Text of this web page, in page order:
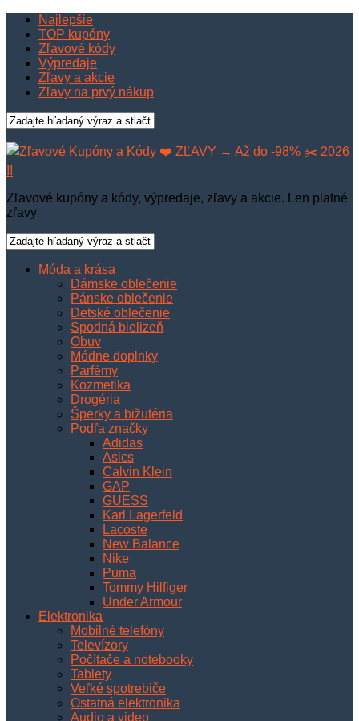
Najlepšie
TOP kupóny
Zľavové kódy
Výpredaje
Zľavy a akcie
Zľavy na prvý nákup
Zľavové kupóny a kódy, výpredaje, zľavy a akcie. Len platné
zľavy
Móda a krása
Dámske oblečenie
Pánske oblečenie
Detské oblečenie
Spodná bielizeň
Obuv
Módne doplnky
Parfémy
Kozmetika
Drogéria
Šperky a bižutéria
Podľa značky
Adidas
Asics
Calvin Klein
GAP
GUESS
Karl Lagerfeld
Lacoste
New Balance
Nike
Puma
Tommy Hilfiger
Under Armour
Elektronika
Mobilné telefóny
Televízory
Počítače a notebooky
Tablety
Veľké spotrebiče
Ostatná elektronika
Audio a video